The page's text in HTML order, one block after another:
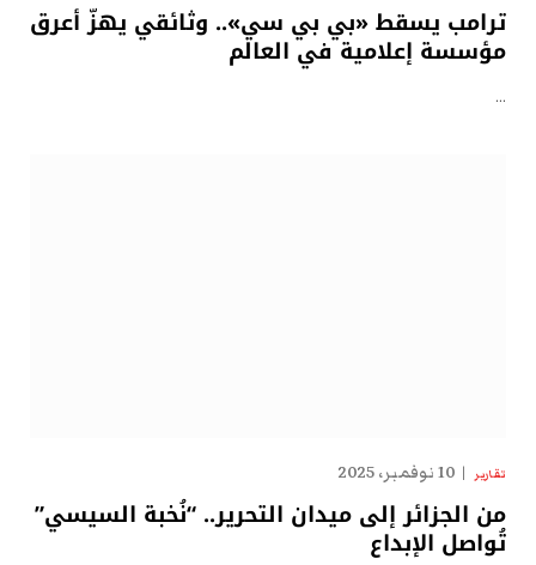
ترامب يسقط «بي بي سي».. وثائقي يهزّ أعرق
مؤسسة إعلامية في العالم
…
تقارير 10 نوفمبر، 2025
من الجزائر إلى ميدان التحرير.. “نُخبة السيسي”
تُواصل الإبداع